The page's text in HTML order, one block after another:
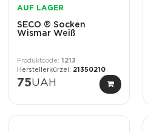
AUF LAGER
SECO ® Socken
Wismar Weiß
1213
21350210
75UAH